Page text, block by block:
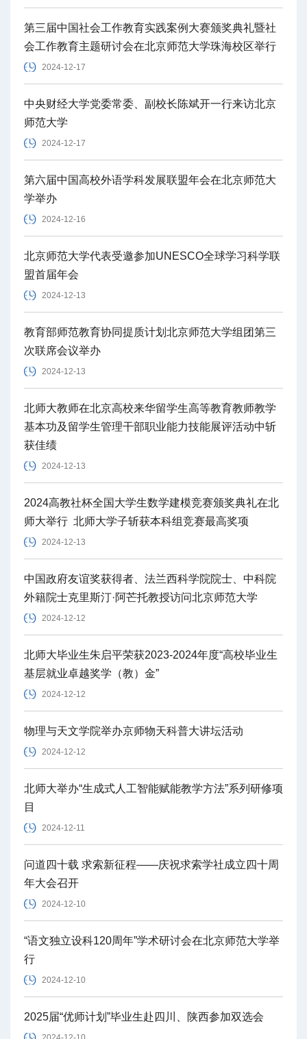
第三届中国社会工作教育实践案例大赛颁奖典礼暨社
会工作教育主题研讨会在北京师范大学珠海校区举行
2024-12-17
中央财经大学党委常委、副校长陈斌开一行来访北京
师范大学
2024-12-17
第六届中国高校外语学科发展联盟年会在北京师范大
学举办
2024-12-16
北京师范大学代表受邀参加UNESCO全球学习科学联
盟首届年会
2024-12-13
教育部师范教育协同提质计划北京师范大学组团第三
次联席会议举办
2024-12-13
北师大教师在北京高校来华留学生高等教育教师教学
基本功及留学生管理干部职业能力技能展评活动中斩
获佳绩
2024-12-13
2024高教社杯全国大学生数学建模竞赛颁奖典礼在北
师大举行 北师大学子斩获本科组竞赛最高奖项
2024-12-13
中国政府友谊奖获得者、法兰西科学院院士、中科院
外籍院士克里斯汀·阿芒托教授访问北京师范大学
2024-12-12
北师大毕业生朱启平荣获2023-2024年度“高校毕业生
基层就业卓越奖学（教）金”
2024-12-12
物理与天文学院举办京师物天科普大讲坛活动
2024-12-12
北师大举办“生成式人工智能赋能教学方法”系列研修项
目
2024-12-11
问道四十载 求索新征程——庆祝求索学社成立四十周
年大会召开
2024-12-10
“语文独立设科120周年”学术研讨会在北京师范大学举
行
2024-12-10
2025届“优师计划”毕业生赴四川、陕西参加双选会